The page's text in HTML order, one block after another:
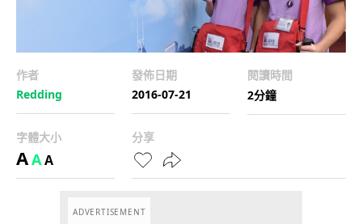
作者
Redding
發佈日期
2016-07-21
閱讀時間
2分鐘
字體大小
AAA
分享
ADVERTISEMENT